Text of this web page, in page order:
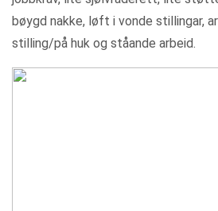
bøygd nakke, løft i vonde stillingar,
stilling/på huk og ståande arbeid.